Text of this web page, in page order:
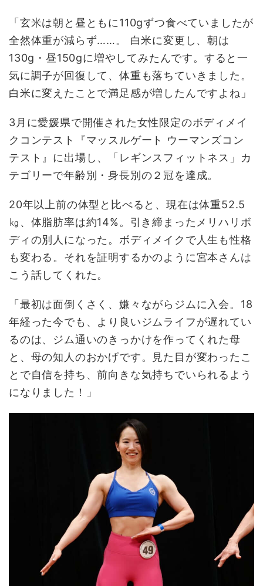
「玄米は朝と昼ともに110gずつ食べていましたが
全然体重が減らず……。 白米に変更し、朝は
130g・昼150gに増やしてみたんです。すると一
気に調子が回復して、体重も落ちていきました。
白米に変えたことで満足感が増したんですよね」
3月に愛媛県で開催された女性限定のボディメイ
クコンテスト『マッスルゲート ウーマンズコン
テスト』に出場し、「レギンスフィットネス」カ
テゴリーで年齢別・身長別の２冠を達成。
20年以上前の体型と比べると、現在は体重52.5
㎏、体脂肪率は約14%。引き締まったメリハリボ
ディの別人になった。ボディメイクで人生も性格
も変わる。それを証明するかのように宮本さんは
こう話してくれた。
「最初は面倒くさく、嫌々ながらジムに入会。18
年経った今でも、より良いジムライフが遅れてい
るのは、ジム通いのきっかけを作ってくれた母
と、母の知人のおかげです。見た目が変わったこ
とで自信を持ち、前向きな気持ちでいられるよう
になりました！」